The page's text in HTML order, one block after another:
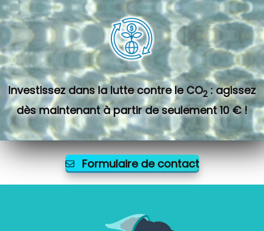
Investissez dans la lutte contre le CO2 : agissez
dès maintenant à partir de seulement 10 € !
Formulaire de contact